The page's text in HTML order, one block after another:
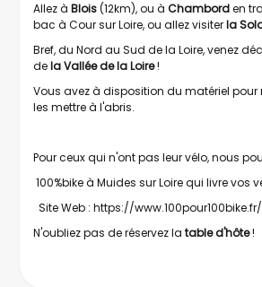
Allez à Blois(12km), ou à Chamborden
bac à Cour sur Loire, ou allez visiterla
Bref, du Nord au Sud de la Loire, venez
dela Vallée de la Loire!
Vous avez à disposition du matériel pour
les mettre à l'abris.
Pour ceux qui n'ont pas leur vélo, nous
100%bike à Muides sur Loire qui livre vos
Site Web : https://www.100pour100bike.fr/
N'oubliez pas de réservez la table d'hôte!